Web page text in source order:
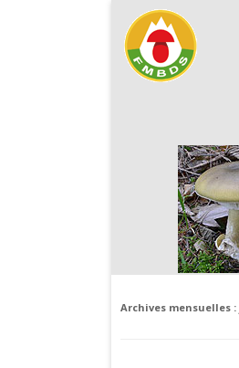
Archives mensuelles :